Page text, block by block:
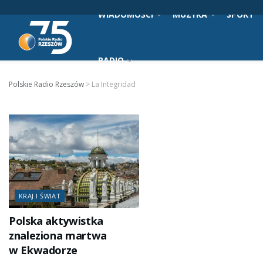
WIADOMOŚCI MUZYKA SPORT
RADIO
Polskie Radio Rzeszów > La Integridad
KRAJ I ŚWIAT
Polska aktywistka
znaleziona martwa
w Ekwadorze